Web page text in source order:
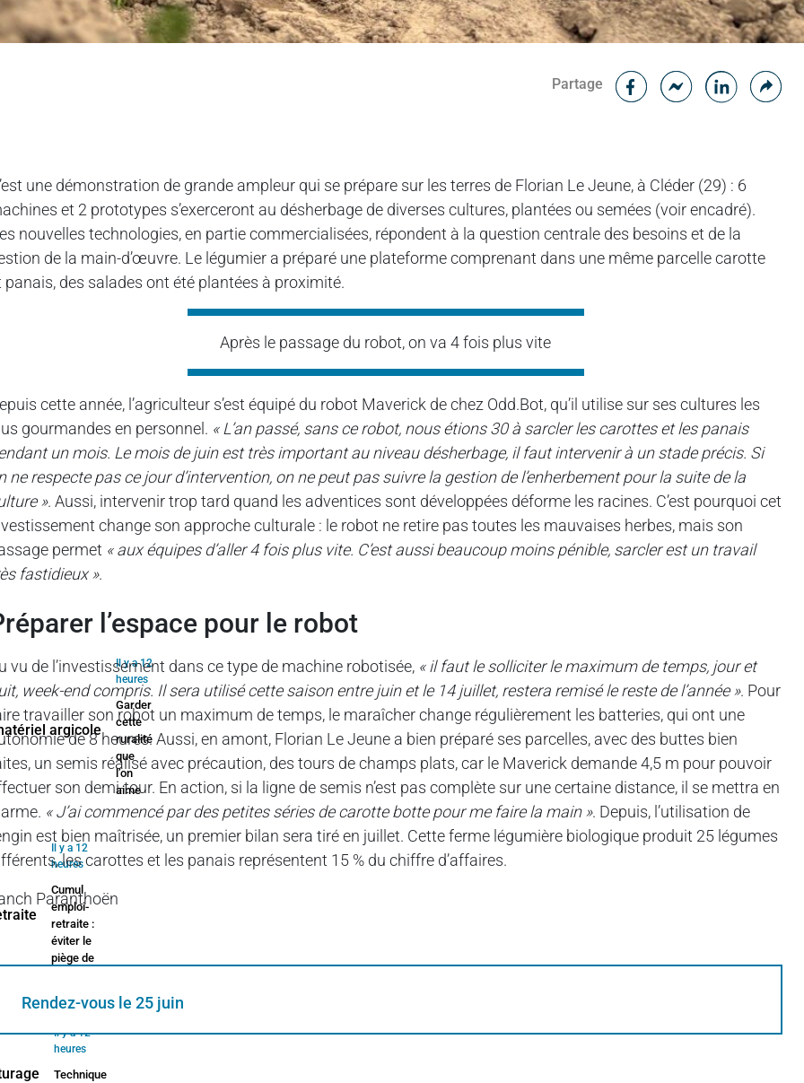
Partage
Facebook
une démonstration de grande ampleur qui se prépare sur les terres de Florian Le Jeune, à Cléder (29) : 6
et 2 prototypes s’exerceront au désherbage de diverses cultures, plantées ou semées (voir encadré).
nouvelles technologies, en partie commercialisées, répondent à la question centrale des besoins et de la
de la main-d’œuvre. Le légumier a préparé une plateforme comprenant dans une même parcelle carotte
panais, des salades ont été plantées à proximité.
Après le passage du robot, on va 4 fois plus vite
cette année, l’agriculteur s’est équipé du robot Maverick de chez Odd.Bot, qu’il utilise sur ses cultures les
gourmandes en personnel. « L’an passé, sans ce robot, nous étions 30 à sarcler les carottes et les panais
un mois. Le mois de juin est très important au niveau désherbage, il faut intervenir à un stade précis. Si
ne respecte pas ce jour d’intervention, on ne peut pas suivre la gestion de l’enherbement pour la suite de la
». Aussi, intervenir trop tard quand les adventices sont développées déforme les racines. C’est pourquoi cet
change son approche culturale : le robot ne retire pas toutes les mauvaises herbes, mais son
permet « aux équipes d’aller 4 fois plus vite. C’est aussi beaucoup moins pénible, sarcler est un travail
fastidieux ».
préparer l’espace pour le robot
vu de l’investissement dans ce type de machine robotisée, « il faut le solliciter le maximum de temps, jour et
week-end compris. Il sera utilisé cette saison entre juin et le 14 juillet, restera remisé le reste de l’année ». Pour
travailler son robot un maximum de temps, le maraîcher change régulièrement les batteries, qui ont une
de 8 heures. Aussi, en amont, Florian Le Jeune a bien préparé ses parcelles, avec des buttes bien
un semis réalisé avec précaution, des tours de champs plats, car le Maverick demande 4,5 m pour pouvoir
son demi-tour. En action, si la ligne de semis n’est pas complète sur une certaine distance, il se mettra en
« J’ai commencé par des petites séries de carotte botte pour me faire la main ». Depuis, l’utilisation de
est bien maîtrisée, un premier bilan sera tiré en juillet. Cette ferme légumière biologique produit 25 légumes
les carottes et les panais représentent 15 % du chiffre d’affaires.
Paranthoën
Rendez-vous le 25 juin
Il y a 12
heures
Garder
cette
ruralité
que
l’on
aime
Il y a 12
heures
Cumul
emploi-
retraite :
éviter le
piège de
Il y a 12
heures
Technique